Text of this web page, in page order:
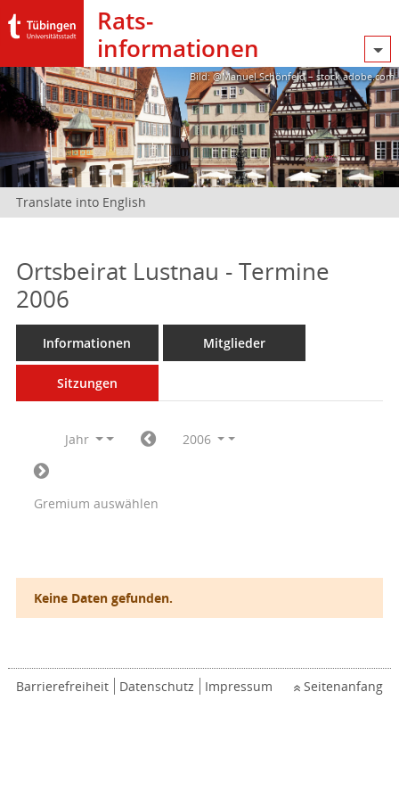
Rats­
informationen
Bild: @Manuel Schönfeld – stock.adobe.com
Translate into English
Ortsbeirat Lustnau - Termine
2006
Informationen Mitglieder
Sitzungen
Jahr 2006
Gremium auswählen
Keine Daten gefunden.
Barrierefreiheit Datenschutz Impressum Seitenanfang